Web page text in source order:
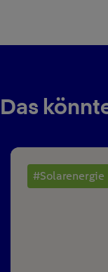
Das
#Solarenergie